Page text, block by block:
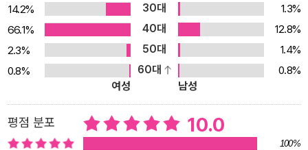
일어나는 흔한 이야기라는 걸 이것저것들의 하루를 통해 친절하게 알
려 주고 있으니까. 또 이 책을 읽고 나면, 언제나 보았던 산과 바다, 갯
벌, 고추장마저도 새로워 보이게 된다. 마치 꿈틀꿈틀 살아서 내게 말
을 것처럼 말이다. 《이것저것들의 하루 3 _갯벌, 한라산 그리고 고추
장의 하루》는 지리를 처음 접하는 아이들에게 꼭 권하고 싶은 재미있
14.2%
30대
1.3%
66.1%
40대
12.8%
2.3%
50대
1.4%
0.8%
60대
0.8%
여성
남성
평점 분포 10.0
100%